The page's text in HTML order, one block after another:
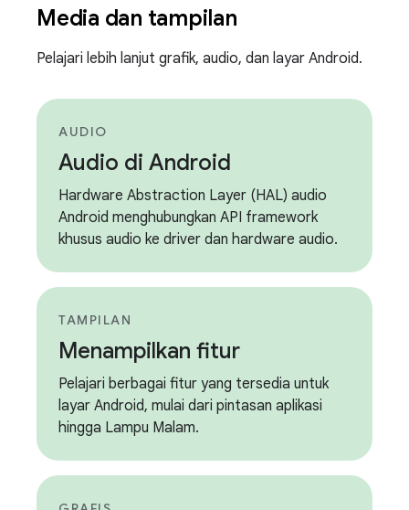
Media dan tampilan
Pelajari lebih lanjut grafik, audio, dan layar Android.
AUDIO
Audio di Android
Hardware Abstraction Layer (HAL) audio
Android menghubungkan API framework
khusus audio ke driver dan hardware audio.
TAMPILAN
Menampilkan fitur
Pelajari berbagai fitur yang tersedia untuk
layar Android, mulai dari pintasan aplikasi
hingga Lampu Malam.